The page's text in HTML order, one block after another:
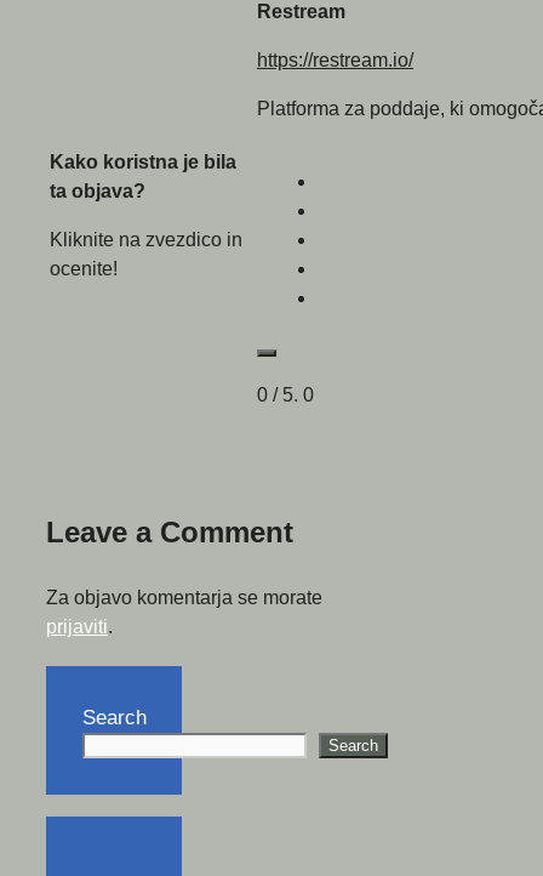
Restream
https://restream.io/
Platforma za poddaje, ki
Kako koristna je bila
ta objava?
Kliknite na zvezdico in
ocenite!
0 / 5. 0
Leave a Comment
Za objavo komentarja se morate
prijaviti.
Search
Search